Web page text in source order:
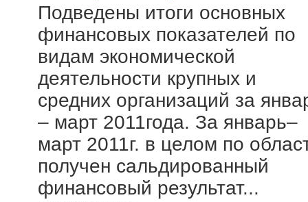
Подведены итоги основных
финансовых показателей по
видам экономической
деятельности крупных и
средних организаций за
– март 2011года. За январь–
март 2011г. в целом по
получен сальдированный
финансовый результат...